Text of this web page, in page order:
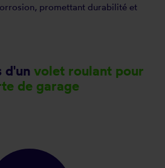
promettant durabilité et
d'un volet roulant pour
de garage